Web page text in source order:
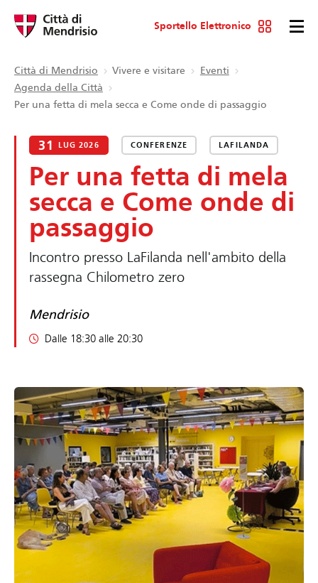
Sportello Elettronico
Città di Mendrisio Vivere e visitare
Eventi
Agenda della Città
Per una fetta di mela secca e Come onde di passaggio
31 LUG 2026 CONFERENZE LAFILANDA
Per una fetta di mela
secca e Come onde di
passaggio
Incontro presso LaFilanda nell'ambito della
rassegna Chilometro zero
Mendrisio
Dalle 18:30 alle 20:30